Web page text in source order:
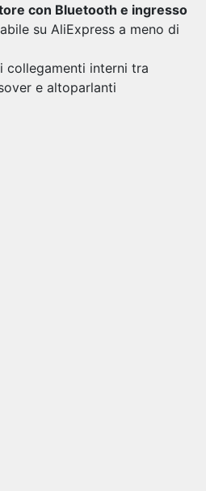
con Bluetooth e ingresso
su AliExpress a meno di
collegamenti interni tra
e altoparlanti